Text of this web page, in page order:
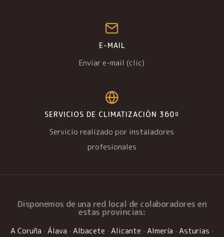
E-MAIL
Enviar e-mail (clic)
SERVICIOS DE CLIMATIZACIÓN 360º
Servicio realizado por instaladores
profesionales
Disponemos de una red local de colaboradores en
estas provincias:
A Coruña · Álava · Albacete · Alicante · Almería · Asturias ·